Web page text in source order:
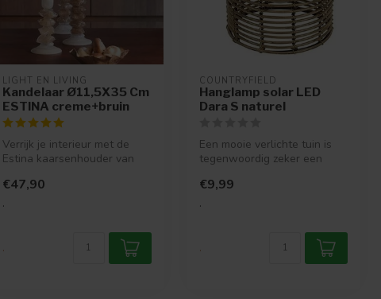
LIGHT EN LIVING
Kandelaar Ø11,5X35 Cm
ESTINA creme+bruin
Verrijk je interieur met de
Estina kaarsenhouder van
€47,90
.
.
COUNTRYFIELD
Hanglamp solar LED
Dara S naturel
Een mooie verlichte tuin is
tegenwoordig zeker een
om...
€9,99
.
.